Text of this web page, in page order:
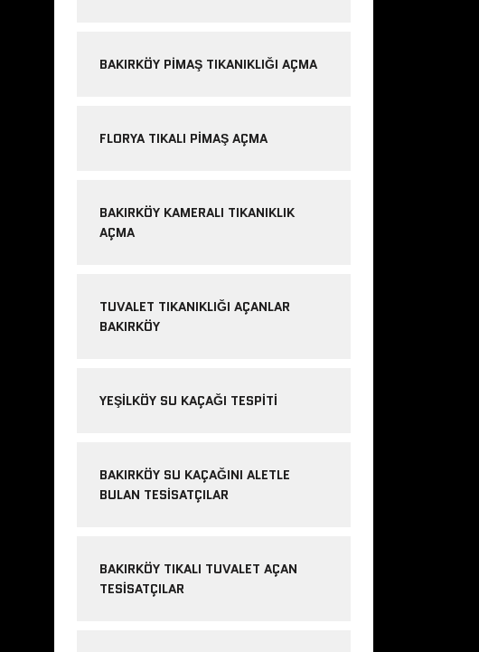
BAKIRKÖY PIMAŞ TIKANIKLIĞI AÇMA
FLORYA TIKALI PIMAŞ AÇMA
BAKIRKÖY KAMERALI TIKANIKLIK
AÇMA
TUVALET TIKANIKLIĞI AÇANLAR
BAKIRKÖY
YEŞILKÖY SU KAÇAĞI TESPITI
BAKIRKÖY SU KAÇAĞINI ALETLE
BULAN TESISATÇILAR
BAKIRKÖY TIKALI TUVALET AÇAN
TESISATÇILAR